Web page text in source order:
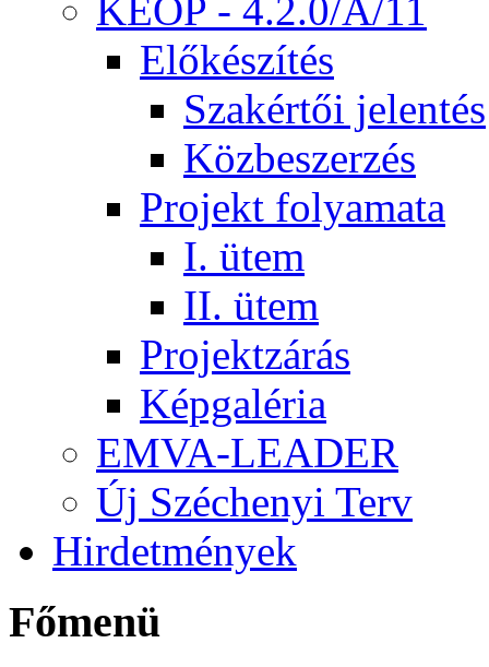
KEOP - 4.2.0/A/11
Előkészítés
Szakértői jelentés
Közbeszerzés
Projekt folyamata
I. ütem
II. ütem
Projektzárás
Képgaléria
EMVA-LEADER
Új Széchenyi Terv
Hirdetmények
Főmenü